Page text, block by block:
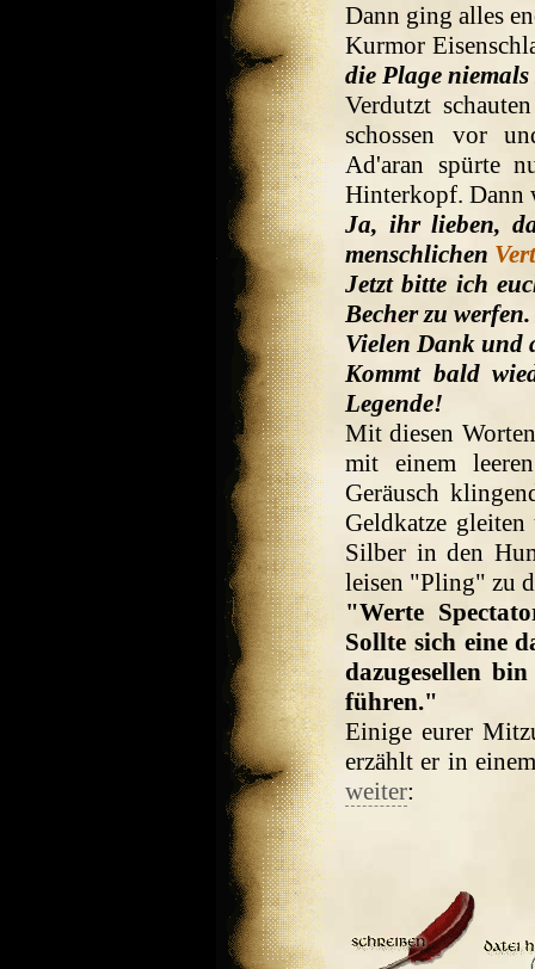
Dann ging alles
Kurmor
die Plage
Verdutzt
schossen vor
Ad'aran spürte
Hinterkopf. Dann
Ja, ihr lieben,
menschlichen
Jetzt bitte ich
Becher zu werfen.
Vielen Dank und
Kommt bald
Legende!
Mit diesen
mit einem
Geräusch
Geldkatze
Silber in den
leisen "Pling" zu
"Werte
Sollte sich eine
dazugesellen
führen."
Einige eurer
erzählt er in
weiter: